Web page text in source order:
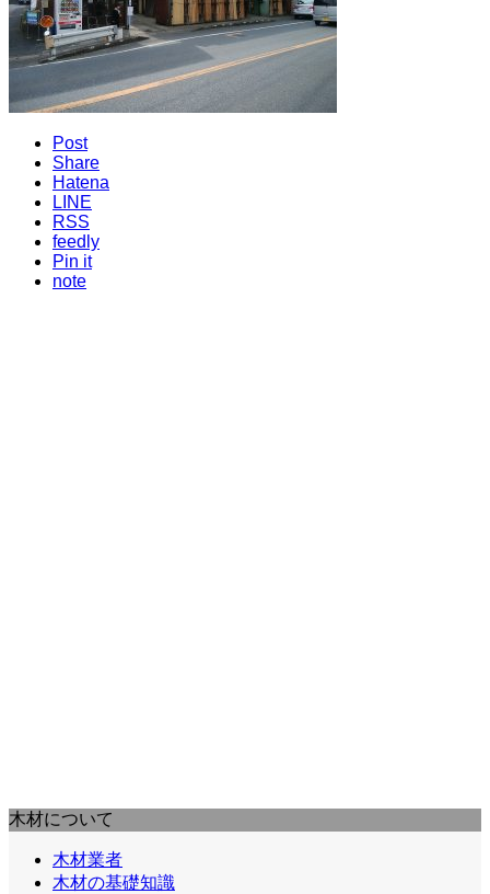
Post
Share
Hatena
LINE
RSS
feedly
Pin it
note
木材について
木材業者
木材の基礎知識